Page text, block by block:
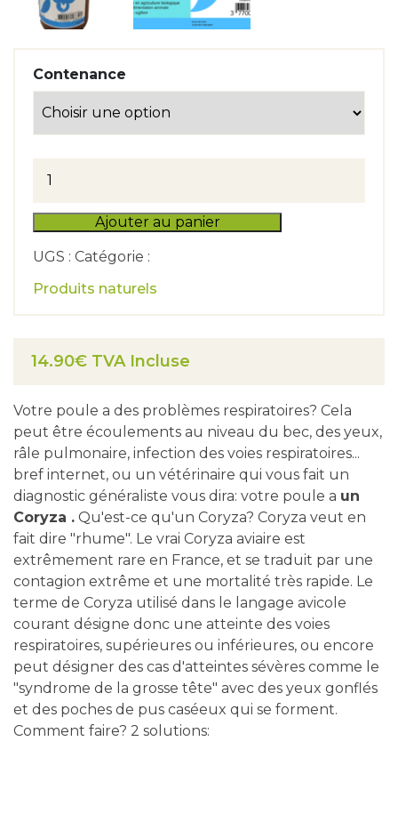
Contenance
de
Ajouter au panier
UGS : Catégorie :
Produits naturels
14.90€ TVA Incluse
Votre poule a des problèmes respiratoires? Cela
peut être écoulements au niveau du bec, des yeux,
râle pulmonaire, infection des voies respiratoires...
bref internet, ou un vétérinaire qui vous fait un
diagnostic généraliste vous dira: votre poule a un
Coryza . Qu'est-ce qu'un Coryza? Coryza veut en
fait dire "rhume". Le vrai Coryza aviaire est
extrêmement rare en France, et se traduit par une
contagion extrême et une mortalité très rapide. Le
terme de Coryza utilisé dans le langage avicole
courant désigne donc une atteinte des voies
respiratoires, supérieures ou inférieures, ou encore
peut désigner des cas d'atteintes sévères comme le
"syndrome de la grosse tête" avec des yeux gonflés
et des poches de pus caséeux qui se forment.
Comment faire? 2 solutions: